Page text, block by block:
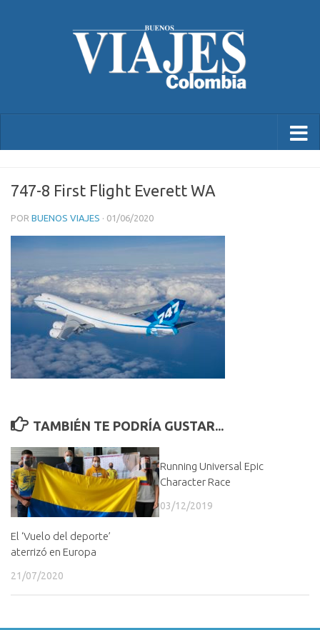
747-8 First Flight Everett WA
POR BUENOS VIAJES · 01/06/2020
TAMBIÉN TE PODRÍA GUSTAR...
El ‘Vuelo del deporte’
aterrizó en Europa
21/07/2020
Running Universal Epic
Character Race
03/12/2019